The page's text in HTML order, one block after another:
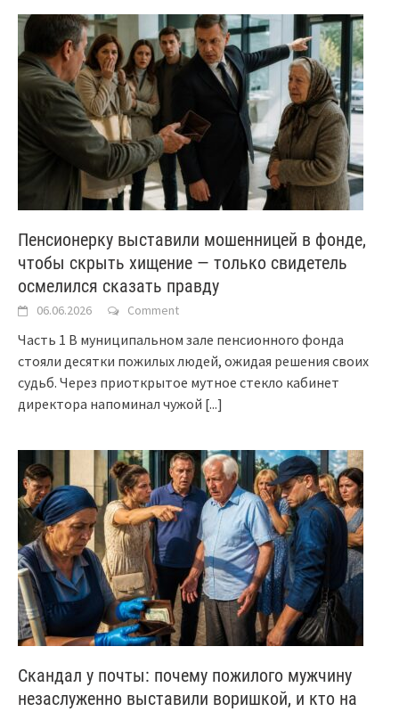
Пенсионерку выставили мошенницей в фонде,
чтобы скрыть хищение — только свидетель
осмелился сказать правду
06.06.2026 Comment
Часть 1 В муниципальном зале пенсионного фонда
стояли десятки пожилых людей, ожидая решения своих
судьб. Через приоткрытое мутное стекло кабинет
директора напоминал чужой [...]
Скандал у почты: почему пожилого мужчину
незаслуженно выставили воришкой, и кто на